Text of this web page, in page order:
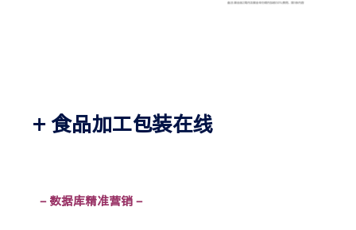
+ 食品加工包装在线
– 数据库精准营销 –